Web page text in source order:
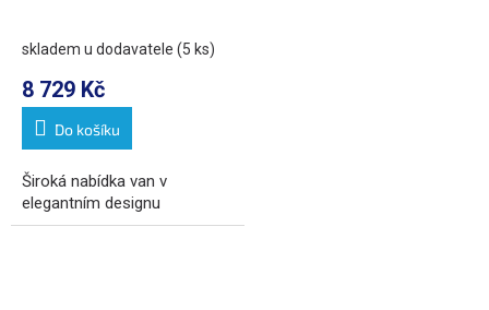
skladem u dodavatele (5 ks)
8 729 Kč
Do košíku
Široká nabídka van v
elegantním designu